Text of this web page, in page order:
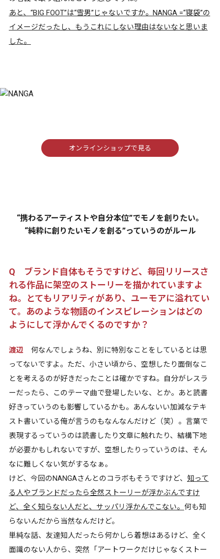
あと、“BIG FOOT”は“雪男”じゃないですか。NANGA =“寝袋”の
イメージだったし、もうこれにしない理由はないなと思いま
した。
オンラインショップで見る
“携わるアーティストや自分本位”でモノを創りたい。
“純粋に創りたいモノを創る”っていうのがルール
Q ブランド自体もそうですけど、毎回リリースさ
れる作品に架空のストーリーを描かれていますよ
ね。とてもリアリティがあり、ユーモアに溢れてい
て。あのような物語のインスピレーションはどの
ようにして浮かんでくるのですか？
渡辺 何なんでしょうね、別に特別なことをしているとは思
ってないですよ。ただ、小さい頃から、空想したり面倒なこ
とを考えるのが好きだったことは確かですね。自分がレスラ
ーだったら、このテーマ曲で登場したいな、とか。あと読書
好きっていうのも影響しているかも。あんないい加減なテキ
スト書いている俺が言うのもなんなんだけど（笑）。言葉で
表現するっていうのは読書したり文章に触れたり、結構下地
が必要かもしれないですが、空想したりっていうのは、そん
なに難しくない気がするなぁ。
けど、今回のNANGAさんとのコラボもそうですけど、 知って
る人やブランドだったら全然ストーリーが浮かぶんですけ
ど、全く知らない人だと、サッパリ浮かんでこない。 何も知
らないんだから当然なんだけど。
単純な話、友達知人だったら何かしら着想はあるけど、全く
面識のない人から、突然「アートワークだけじゃなくストー